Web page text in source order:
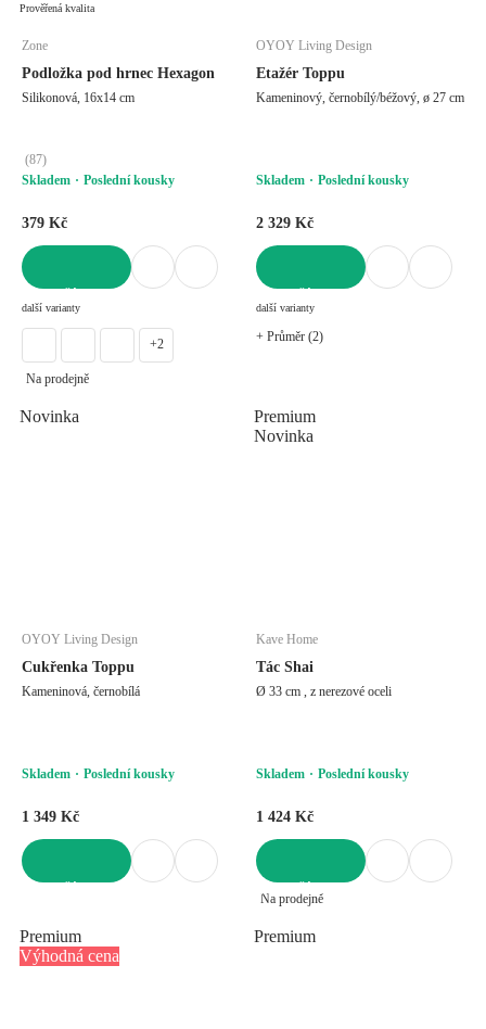
Prověřená kvalita
Zone
Podložka pod hrnec Hexagon
Silikonová, 16x14 cm
(87)
Skladem
Poslední kousky
379 Kč
další varianty
+2
Na prodejně
OYOY Living Design
Etažér Toppu
Kameninový, černobílý/béžový, ø 27 cm
Skladem Poslední kousky
2 329 Kč
další varianty
+ Průměr (2)
Novinka
OYOY Living Design
Cukřenka Toppu
Kameninová, černobílá
Skladem Poslední kousky
1 349 Kč
Premium
Novinka
Kave Home
Tác Shai
Ø 33 cm , z nerezové oceli
Skladem Poslední kousky
1 424 Kč
DO KOŠÍKU
Na prodejně
Premium
Výhodná cena
Premium